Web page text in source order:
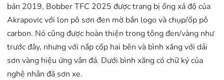
bản 2019, Bobber TFC 2025 được trang bị ống xả độ của
Akrapovic với lon pô sơn đen mờ bắn logo và chụp/ốp pô
carbon. Nó cũng được hoàn thiện trong tông đen/vàng như
trước đây, nhưng với nắp cốp hai bên và bình xăng với dải
sơn vàng hiệu ứng vân đá. Dưới bình xăng có chữ ký của
nghệ nhân đã sơn xe.